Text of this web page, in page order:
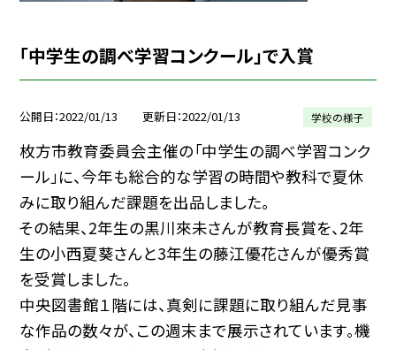
「中学生の調べ学習コンクール」で入賞
公開日 2022/01/13 更新日 2022/01/13 学校の様子
枚方市教育委員会主催の「中学生の調べ学習コンク
ール」に、今年も総合的な学習の時間や教科で夏休
みに取り組んだ課題を出品しました。
その結果、2年生の黒川來未さんが教育長賞を、2年
生の小西夏葵さんと3年生の藤江優花さんが優秀賞
を受賞しました。
中央図書館１階には、真剣に課題に取り組んだ見事
な作品の数々が、この週末まで展示されています。機